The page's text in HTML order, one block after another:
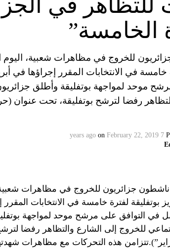
للتظاهر في
الخامسة”
للخروج في مظاهرات شعبية، اليوم
خامسة في الانتخابات المقرر إجراؤها في
موحد لمواجهة بوتفليقة وأطلق
7 years ago
on February 22, 2019
ناشطون جزائريون للخروج في مظاهرات
بوتفليقة لفترة خامسة في الانتخابات
في التوافق على مرشح موحد لمواجهة
هذه التحركات مع مظاهرات